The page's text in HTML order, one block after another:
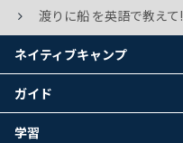
渡りに船 を英語で教えて!
ネイティブキャンプ
ガイド
学習